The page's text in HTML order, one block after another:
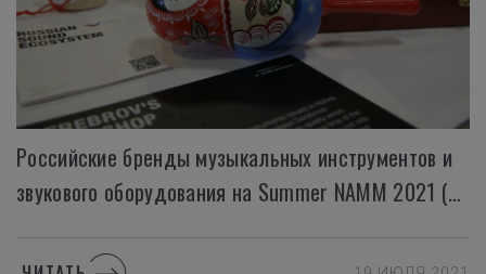
Российские бренды музыкальных инструментов и
звукового оборудования на Summer NAMM 2021 (Nashville)